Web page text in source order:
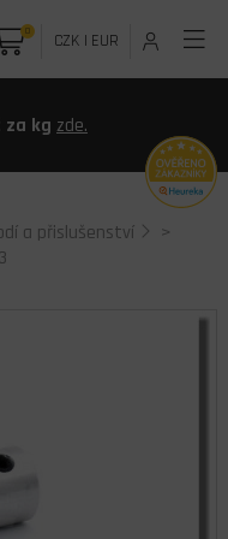
0 CZK| EUR
za kg zde.
a přislušenství
>